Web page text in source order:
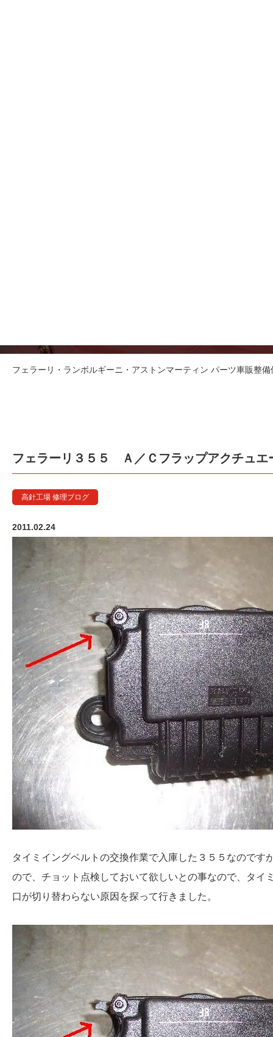
フェラーリ・ランボルギーニ・アストンマーティン パーツ車販整
フェラーリ３５５ Ａ／Ｃフラップアクチュエ
高針工場 修理ブログ
2011.02.24
タイミイングベルトの交換作業で入庫した３５５なので
ので、チョット点検しておいて欲しいとの事なので、タイ
口が切り替わらない原因を探って行きました。